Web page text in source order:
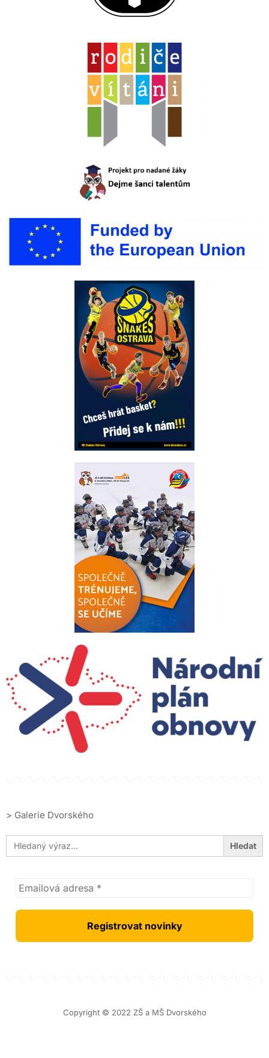
> Galerie Dvorského
Search
for:
Copyright © 2022 ZŠ a MŠ Dvorského